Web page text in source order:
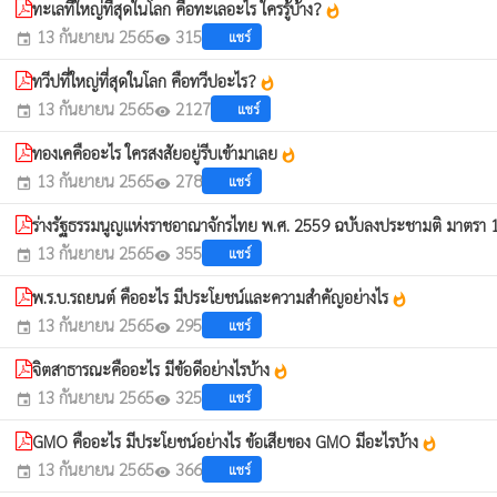
ทะเลที่ใหญ่ที่สุดในโลก คือทะเลอะไร ใครรู้บ้าง? whatshot
event 13 กันยายน 2565visibility 315 แชร์
ทวีปที่ใหญ่ที่สุดในโลก คือทวีปอะไร? whatshot
event 13 กันยายน 2565visibility 2127 แชร์
ทองเคคืออะไร ใครสงสัยอยู่รีบเข้ามาเลย whatshot
event 13 กันยายน 2565visibility 278 แชร์
ร่างรัฐธรรมนูญแห่งราชอาณาจักรไทย พ.ศ. 2559 ฉบับลงประชามติ มาตรา
event 13 กันยายน 2565visibility 355 แชร์
พ.ร.บ.รถยนต์ คืออะไร มีประโยชน์และความสำคัญอย่างไรwhatshot
event 13 กันยายน 2565visibility 295 แชร์
จิตสาธารณะคืออะไร มีข้อดีอย่างไรบ้าง whatshot
event 13 กันยายน 2565visibility 325 แชร์
GMO คืออะไร มีประโยชน์อย่างไร ข้อเสียของ GMO มีอะไรบ้าง whatshot
event 13 กันยายน 2565visibility 366 แชร์